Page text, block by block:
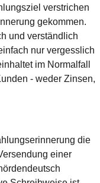
verstrichen
gekommen.
und verständlich
nur vergesslich
im Normalfall
- weder Zinsen,
die
einer